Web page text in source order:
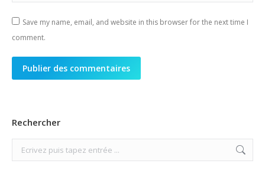
Save my name, email, and website in this browser for the next time I
comment.
Publier des commentaires
Rechercher
Search: